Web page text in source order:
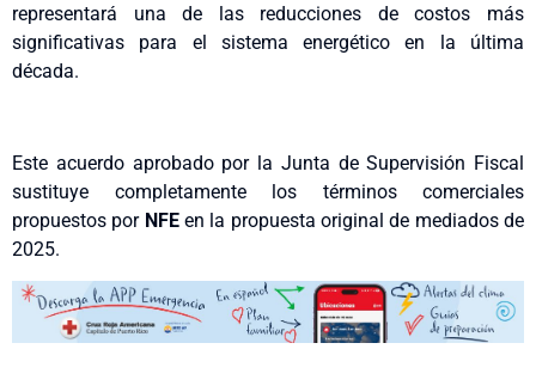
representará una de las reducciones de costos más
significativas para el sistema energético en la última
década.
Este acuerdo aprobado por la Junta de Supervisión Fiscal
sustituye completamente los términos comerciales
propuestos por NFEen la propuesta original de mediados de
2025.